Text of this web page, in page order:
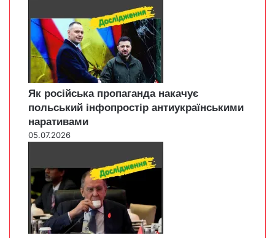
Як російська пропаганда накачує
польський інфопростір антиукраїнськими
наративами
05.07.2026